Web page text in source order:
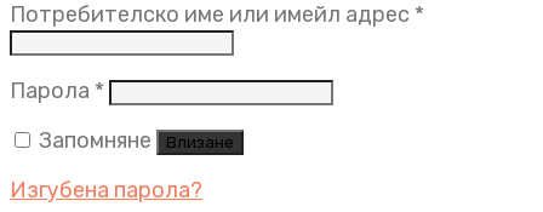
Потребителско име или имейл адрес *
Парола * Задължително
Запомняне
Влизане
Изгубена парола?